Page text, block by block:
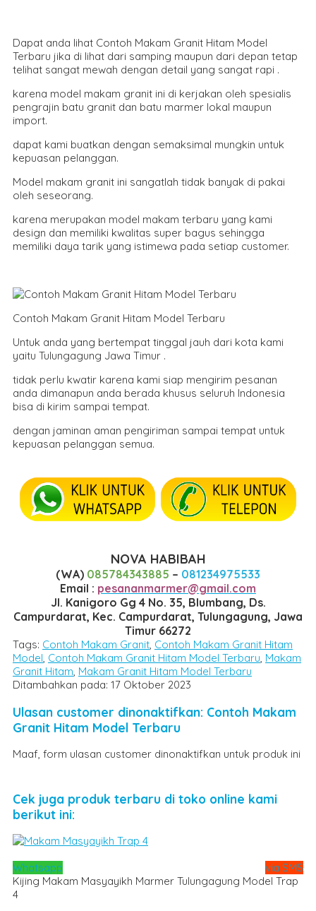
Dapat anda lihat Contoh Makam Granit Hitam Model
Terbaru jika di lihat dari samping maupun dari depan tetap
telihat sangat mewah dengan detail yang sangat rapi .
karena model makam granit ini di kerjakan oleh spesialis
pengrajin batu granit dan batu marmer lokal maupun
import.
dapat kami buatkan dengan semaksimal mungkin untuk
kepuasan pelanggan.
Model makam granit ini sangatlah tidak banyak di pakai
oleh seseorang.
karena merupakan model makam terbaru yang kami
design dan memiliki kwalitas super bagus sehingga
memiliki daya tarik yang istimewa pada setiap customer.
Contoh Makam Granit Hitam Model Terbaru
Untuk anda yang bertempat tinggal jauh dari kota kami
yaitu Tulungagung Jawa Timur .
tidak perlu kwatir karena kami siap mengirim pesanan
anda dimanapun anda berada khusus seluruh Indonesia
bisa di kirim sampai tempat.
dengan jaminan aman pengiriman sampai tempat untuk
kepuasan pelanggan semua.
NOVA HABIBAH
(WA) 085784343885 – 081234975533
Email : pesananmarmer@gmail.com
Jl. Kanigoro Gg 4 No. 35, Blumbang, Ds.
Campurdarat, Kec. Campurdarat, Tulungagung, Jawa
Timur 66272
Tags: Contoh Makam Granit, Contoh Makam Granit Hitam
Model, Contoh Makam Granit Hitam Model Terbaru, Makam
Granit Hitam, Makam Granit Hitam Model Terbaru
Ditambahkan pada: 17 Oktober 2023
Ulasan customer dinonaktifkan: Contoh Makam
Granit Hitam Model Terbaru
Maaf, form ulasan customer dinonaktifkan untuk produk ini
Cek juga produk terbaru di toko online kami
berikut ini:
Whatsapp
via SMS
Kijing Makam Masyayikh Marmer Tulungagung Model Trap
4